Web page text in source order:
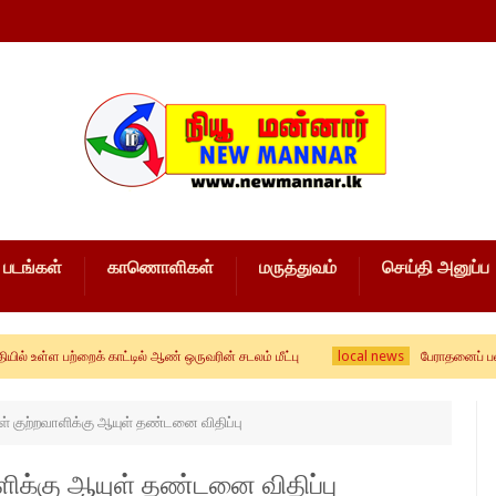
படங்கள் காணொளிகள் மருத்துவம் செய்தி அனுப்ப
காட்டில் ஆண் ஒருவரின் சடலம் மீட்பு local news பேராதனைப் பல்கலை
ஆயுள் தண்டனை விதிப்பு
ஆயுள் தண்டனை விதிப்பு